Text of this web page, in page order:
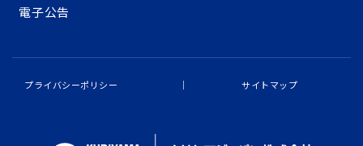
電子公告
プライバシーポリシー サイトマップ